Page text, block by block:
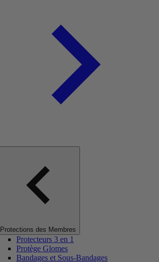
Protections des Membres
Protecteurs 3 en 1
Protège Glomes
Bandages et Sous-Bandages